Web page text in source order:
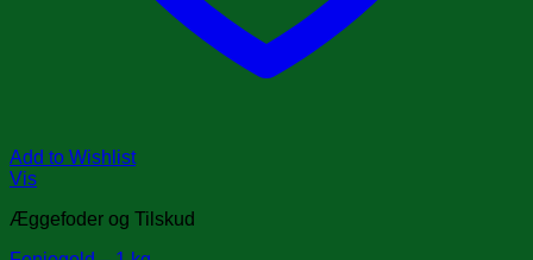
Add to Wishlist
Vis
Æggefoder og Tilskud